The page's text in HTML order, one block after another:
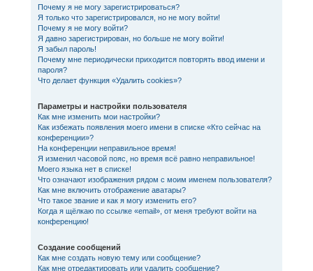
Почему я не могу зарегистрироваться?
Я только что зарегистрировался, но не могу войти!
Почему я не могу войти?
Я давно зарегистрирован, но больше не могу войти!
Я забыл пароль!
Почему мне периодически приходится повторять ввод имени и
пароля?
Что делает функция «Удалить cookies»?
Параметры и настройки пользователя
Как мне изменить мои настройки?
Как избежать появления моего имени в списке «Кто сейчас на
конференции»?
На конференции неправильное время!
Я изменил часовой пояс, но время всё равно неправильное!
Моего языка нет в списке!
Что означают изображения рядом с моим именем пользователя?
Как мне включить отображение аватары?
Что такое звание и как я могу изменить его?
Когда я щёлкаю по ссылке «email», от меня требуют войти на
конференцию!
Создание сообщений
Как мне создать новую тему или сообщение?
Как мне отредактировать или удалить сообщение?